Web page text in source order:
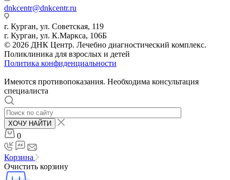
dnkcentr@dnkcentr.ru
г. Курган, ул. Советская, 119
г. Курган, ул. К.Маркса, 106Б
© 2026 ДНК Центр. Лечебно диагностический комплекс.
Поликлиника для взрослых и детей
Политика конфиденциальности
Имеются противопоказания. Необходима консультация
специалиста
ХОЧУ НАЙТИ
0
Корзина
Очистить корзину